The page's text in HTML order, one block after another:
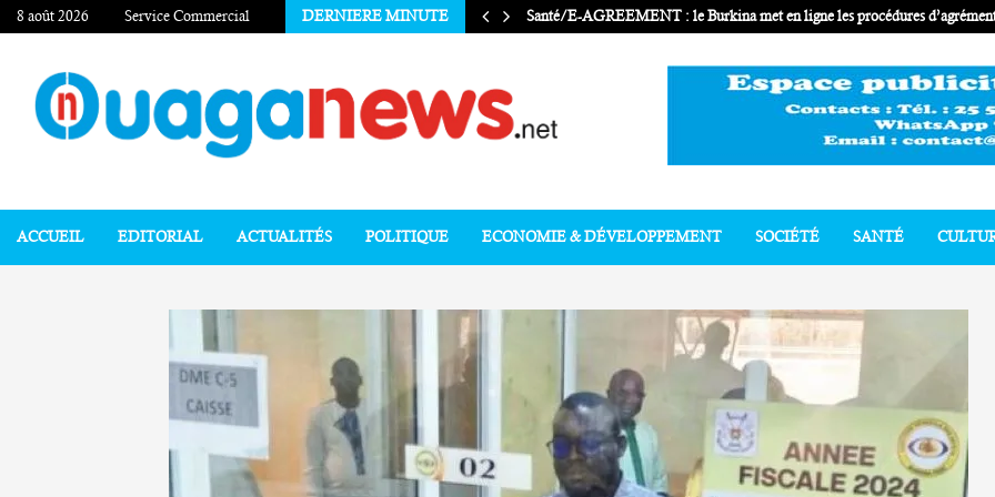
8 août 2026 Service Commercial DERNIERE MINUTE Santé/E-AGREEMENT : le Burkina met en ligne les procédures
ACCUEIL EDITORIAL ACTUALITÉS POLITIQUE ECONOMIE & DÉVELOPPEMENT SOCIÉTÉ SANTÉ